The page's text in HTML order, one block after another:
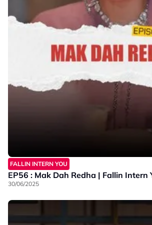
FALLIN INTERN YOU
EP56 : Mak Dah Redha | Fallin Intern
30/06/2025